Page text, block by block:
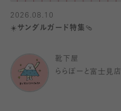
2026.08.10
☀️サンダルガード特集🩴
靴下屋
ららぽーと富士見店